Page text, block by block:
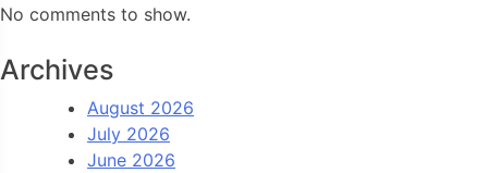
No comments to show.
Archives
August 2026
July 2026
June 2026